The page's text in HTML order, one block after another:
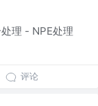
理 - NPE处理
评论